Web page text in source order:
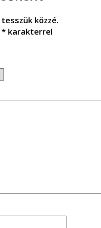
közzé.
*karakterrel